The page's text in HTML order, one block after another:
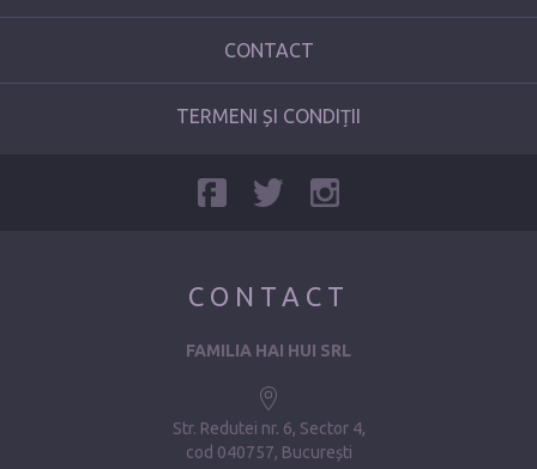
CONTACT
TERMENI ȘI CONDIȚII
CONTACT
FAMILIA HAI HUI SRL
Str. Redutei nr. 6, Sector 4
cod 040757, București